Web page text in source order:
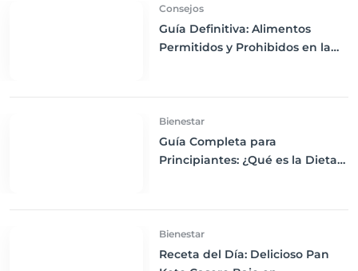
Consejos
Guía Definitiva: Alimentos
Permitidos y Prohibidos en la
Bienestar
Guía Completa para
Principiantes: ¿Qué es la Dieta
Bienestar
Receta del Día: Delicioso Pan